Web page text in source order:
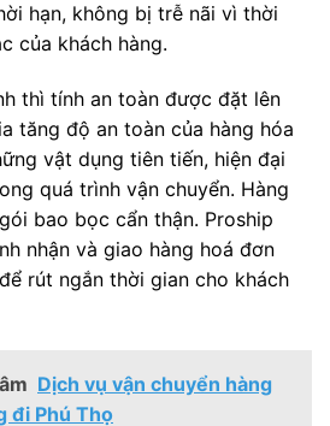
hạn, không bị trễ nãi vì thời
của khách hàng.
thì tính an toàn được đặt lên
tăng độ an toàn của hàng hóa
vật dụng tiên tiến, hiện đại
quá trình vận chuyển. Hàng
bao bọc cẩn thận. Proship
nhận và giao hàng hoá đơn
rút ngắn thời gian cho khách
Dịch vụ vận chuyển hàng
đi Phú Thọ